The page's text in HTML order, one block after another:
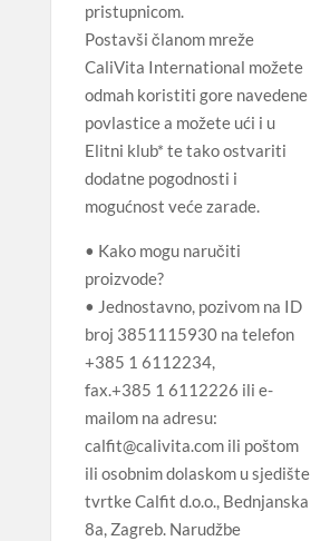
pristupnicom.
Postavši članom mreže
CaliVita International možete
odmah koristiti gore navedene
povlastice a možete ući i u
Elitni klub* te tako ostvariti
dodatne pogodnosti i
mogućnost veće zarade.
• Kako mogu naručiti
proizvode?
• Jednostavno, pozivom na ID
broj 3851115930 na telefon
+385 1 6112234,
fax.+385 1 6112226 ili e-
mailom na adresu:
calfit@calivita.com ili poštom
ili osobnim dolaskom u sjedište
tvrtke Calfit d.o.o., Bednjanska
8a, Zagreb. Narudžbe